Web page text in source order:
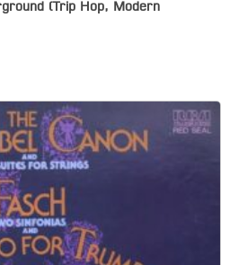
(Trip Hop, Modern